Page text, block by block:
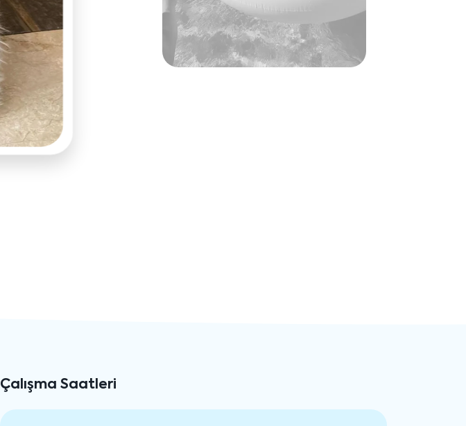
Çalışma Saatleri